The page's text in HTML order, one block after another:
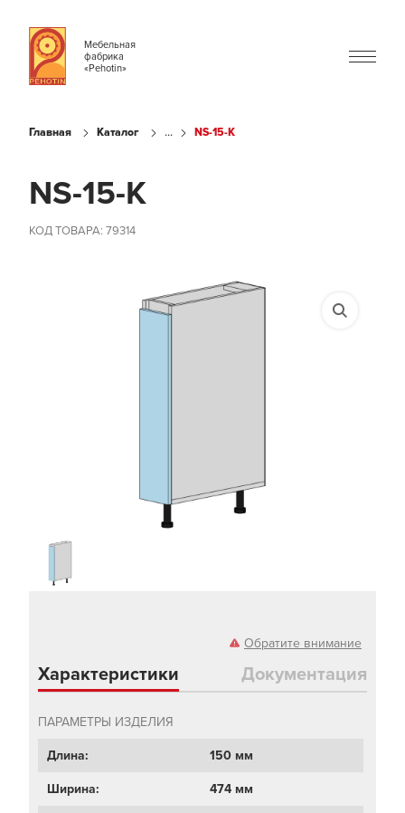
Мебельная
фабрика
«Pehotin»
Главная Каталог ... NS-15-K
NS-15-K
КОД ТОВАРА: 79314
Обратите внимание
Характеристики Документация
ПАРАМЕТРЫ ИЗДЕЛИЯ
Длина: 150 мм
Ширина: 474 мм